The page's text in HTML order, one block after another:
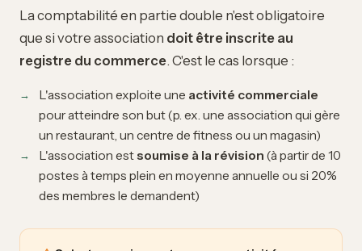
La comptabilité en partie double n'est obligatoire
que si votre association doit être inscrite au
registre du commerce. C'est le cas lorsque :
L'association exploite une activité commerciale
pour atteindre son but (p. ex. une association qui gère
un restaurant, un centre de fitness ou un magasin)
L'association estsoumise à la révision (à partir de 10
postes à temps plein en moyenne annuelle ou si 20%
des membres le demandent)